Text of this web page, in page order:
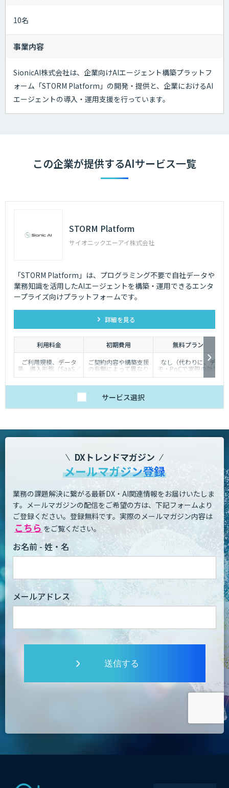
10名
事業内容
SionicAI株式会社は、企業向けAIエージェント構築プラットフ
ォーム「STORM Platform」の開発・提供と、企業におけるAI
エージェントの導入・運用支援を行っています。
この企業が提供するAIサービス一覧
STORM Platform
サイオニックエーアイ株式会社
「STORM Platform」は、プログラミング不要で自社データや
業務知識を活用したAIエージェントを構築・運用できるエンタ
ープライズ向けプラットフォームです。
詳細を見る
利用料金 初期費用
無料プラン
ご利用規模、データ
量、導入形態（SaaS／
オンプレミス等）に応
ご契約内容や構築支援
の有無によって異なり
ます。詳しくはご相談
なし（代わりに、デ
モ・PoCで実際の効果
を体験いただけます）
サービス選択
DXトレンドマガジン
メールマガジン登録
業務の課題解決に繋がる最新DX・AI関連情報をお届けいたしま
す。 メールマガジンの配信をご希望の方は、下記フォームより
ご登録ください。登録無料です。 実際のメールマガジン内容は
こちら をご覧ください。
お名前 - 姓・名
メールアドレス
送信する